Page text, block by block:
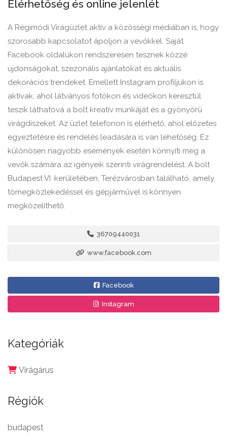
Elérhetőség és online jelenlét
A Régimódi Virágüzlet aktív a közösségi médiában is, hogy
szorosabb kapcsolatot ápoljon a vevőkkel. Saját
Facebook oldalukon rendszeresen tesznek közzé
újdonságokat, szezonális ajánlatokat és aktuális
dekorációs trendeket. Emellett Instagram profiljukon is
aktívak, ahol látványos fotókon és videókon keresztül
teszik láthatóvá a bolt kreatív munkáját és a gyönyörű
virágdíszeket. Az üzlet telefonon is elérhető, ahol előzetes
egyeztetésre és rendelés leadására is van lehetőség. Ez
különösen nagyobb események esetén könnyíti meg a
vevők számára az igényeik szerinti virágrendelést. A bolt
Budapest VI. kerületében, Terézvárosban található, amely
tömegközlekedéssel és gépjárművel is könnyen
megközelíthető.
36709440031
www.facebook.com
Facebook
Instagram
Kategóriák
Virágárus
Régiók
budapest